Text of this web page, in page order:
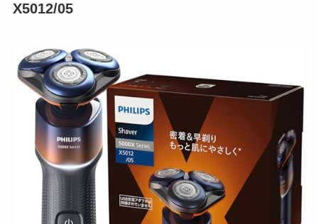
X5012/05